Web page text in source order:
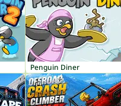
Penguin Diner